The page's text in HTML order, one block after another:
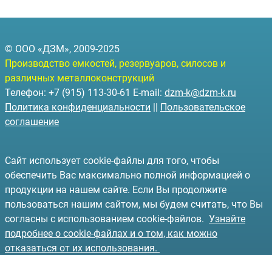
© ООО «ДЗМ», 2009-2025
Производство емкостей, резервуаров, силосов и
различных металлоконструкций
Телефон: +7 (915) 113-30-61 E-mail: dzm-k@dzm-k.ru
Политика конфиденциальности || Пользовательское
соглашение
Сайт использует cookie-файлы для того, чтобы
обеспечить Вас максимально полной информацией о
продукции на нашем сайте. Если Вы продолжите
пользоваться нашим сайтом, мы будем считать, что Вы
согласны с использованием cookie-файлов. Узнайте
подробнее о cookie-файлах и о том, как можно
отказаться от их использования.